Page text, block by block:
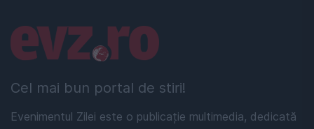
Cel mai bun portal de stiri!
Evenimentul Zilei este o publicație multimedia, dedicată
Linkuri utile